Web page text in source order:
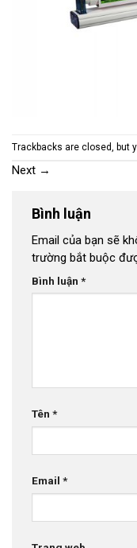
Trackbacks are closed, but
Next →
Bình luận
Email của bạn sẽ
trường bắt buộc
Bình luận *
Tên *
Email *